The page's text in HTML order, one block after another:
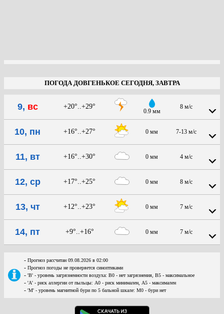
ПОГОДА ДОВГЕНЬКОЕ СЕГОДНЯ, ЗАВТРА
9, вс +20°..+29°
0.9 мм
8 м/с
10, пн +16°..+27° 0 мм 7-13 м/с
11, вт +16°..+30° 0 мм 4 м/с
12, ср +17°..+25° 0 мм 8 м/с
13, чт +12°..+23° 0 мм 7 м/с
14, пт +9°..+16° 0 мм 7 м/с
- Прогноз рассчитан 09.08.2026 в 02:00
- Прогноз погоды не проверяется синоптиками
- 'В' - уровень загрязненности воздуха: В0 - нет загрязнения, В5 - максимальное
- 'А' - риск аллергии от пыльцы: А0 - риск минимален, А5 - максимален
- 'М' - уровень магнитной бури по 5 бальной шкале: М0 - бури нет